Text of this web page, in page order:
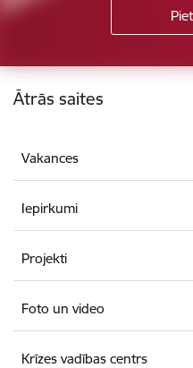
Kājene
Ātrās saites
Vakances
Iepirkumi
Projekti
Foto un video
Krīzes vadības centrs